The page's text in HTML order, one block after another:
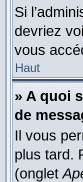
Si
devriez
vous
Haut
» A quoi
de
Il vous
plus tard.
(onglet